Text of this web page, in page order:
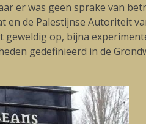
er was geen sprake van
en de Palestijnse Autoriteit
geweldig op, bijna
gedefinieerd in de